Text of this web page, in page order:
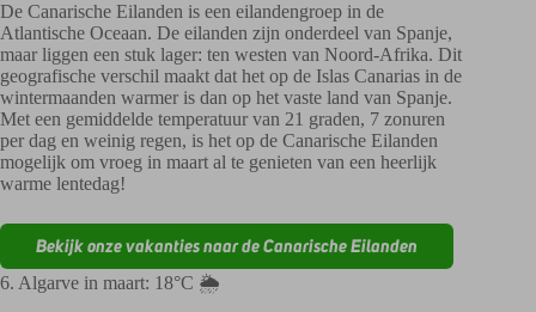
De Canarische Eilanden is een eilandengroep in de
Atlantische Oceaan. De eilanden zijn onderdeel van Spanje,
maar liggen een stuk lager: ten westen van Noord-Afrika. Dit
geografische verschil maakt dat het op de Islas Canarias in de
wintermaanden warmer is dan op het vaste land van Spanje.
Met een gemiddelde temperatuur van 21 graden, 7 zonuren
per dag en weinig regen, is het op de Canarische Eilanden
mogelijk om vroeg in maart al te genieten van een heerlijk
warme lentedag!
Bekijk onze vakanties naar de Canarische Eilanden
6. Algarve in maart: 18°C 🌦️